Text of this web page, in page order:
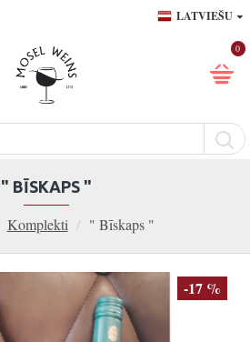
LATVIEŠU
0
Komplekti " Bīskaps "
" BĪSKAPS "
-17 %